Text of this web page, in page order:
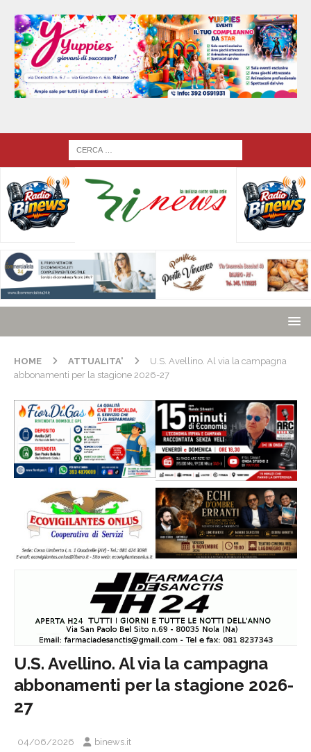
HOME ATTUALITA'
U.S. Avellino. Al via la campagna
abbonamenti per la stagione 2026-27
U.S. Avellino. Al via la campagna
abbonamenti per la stagione 2026-
27
04/06/2026 binews.it